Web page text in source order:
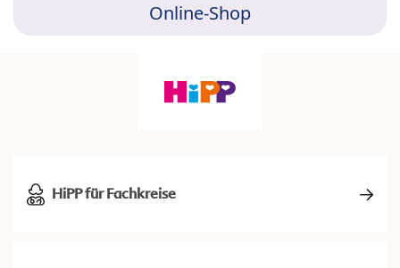
Online-Shop
HiPP für Fachkreise